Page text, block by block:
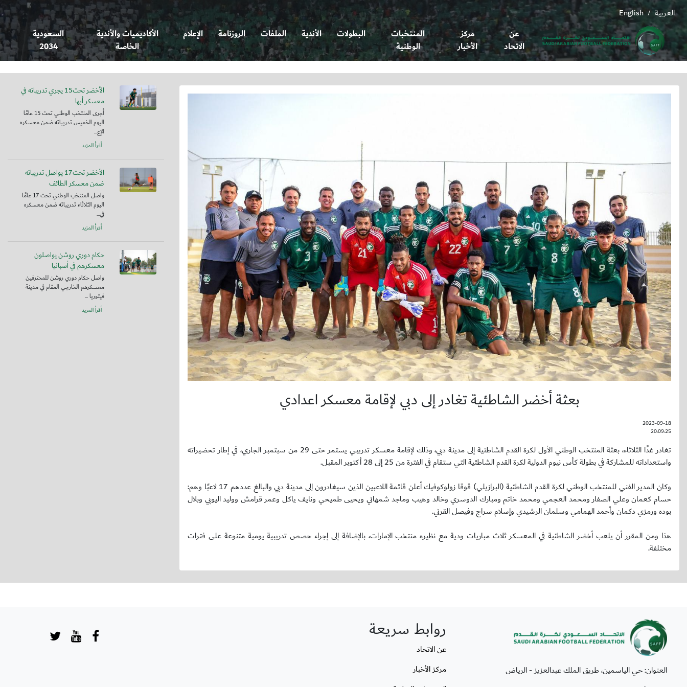
English / العربية
عن
الاتحاد
مركز
الأخبار
المنتخبات
الوطنية
البطولات الأندية الملفات الروزنامة الإعلام
الأكاديميات والأندية
الخاصة
السعودية
2034
بعثة أخضر الشاطئية تغادر إلى دبي لإقامة معسكر اعدادي
2023-09-18
20:09:25
تغادر غدًا الثلاثاء، بعثة المنتخب الوطني الأول لكرة القدم الشاطئية إلى مدينة دبي، وذلك لإقامة معسكر تدريبي يستمر حتى 29 من سبتمبر الجاري، في إطار تحضيراته
واستعداداته للمشاركة في بطولة كأس نيوم الدولية لكرة القدم الشاطئية التي ستقام في الفترة من 25 إلى 28 أكتوبر المقبل.
وكان المدير الفني للمنتخب الوطني لكرة القدم الشاطئية (البرازيلي) قوقا زولوكوفيك أعلن قائمة اللاعبين الذين سيغادرون إلى مدينة دبي والبالغ عددهم 17 لاعبًا وهم:
حسام كعمان وعلي الصفار ومحمد العجمي ومحمد خاتم ومبارك الدوسري وخالد وهيب وماجد شمهاني ويحيى طميحي ونايف ياكل وعمر قرامش ووليد اليوبي وبلال
بوده ورمزي دكمان وأحمد الهمامي وسلمان الرشيدي وإسلام سراج وفيصل القرني.
هذا ومن المقرر أن يلعب أخضر الشاطئية في المعسكر ثلاث مباريات ودية مع نظيره منتخب الإمارات، بالإضافة إلى إجراء حصص تدريبية يومية متنوعة على فترات
مختلفة.
الأخضر تحت15 يجري تدريباته في
معسكر أبها
أجرى المنتخب الوطني تحت 15 عامًا
اليوم الخميس تدريباته ضمن معسكره
الإع...
أقرأ المزيد
الأخضر تحت17 يواصل تدريباته
ضمن معسكر الطائف
واصل المنتخب الوطني تحت 17 عامًا
اليوم الثلاثاء تدريباته ضمن معسكره
في...
أقرأ المزيد
حكام دوري روشن يواصلون
معسكرهم في أسبانيا
واصل حكام دوري روشن للمحترفين
معسكرهم الخارجي المقام في مدينة
فيتوريا ...
أقرأ المزيد
العنوان: حي الياسمين، طريق الملك عبدالعزيز - الرياض
روابط سريعة
عن الاتحاد
مركز الأخبار